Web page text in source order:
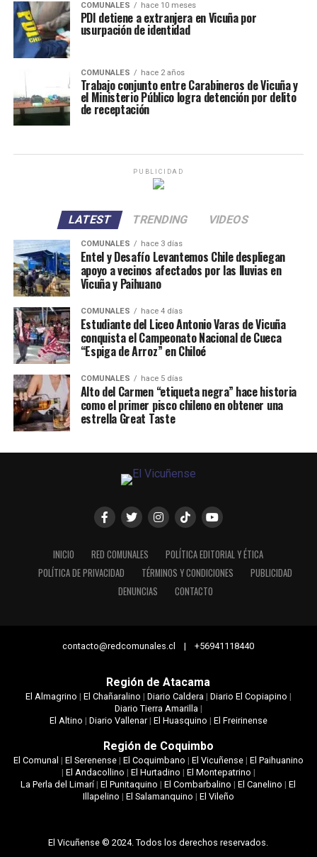
COMUNALES hace 10 meses
PDI detiene a extranjera en Vicuña por
usurpación de identidad
COMUNALES hace 2 años
Trabajo conjunto entre Carabineros de Vicuña y
el Ministerio Público logra detención por delito
de receptación
PUBLICIDAD
LATEST TRENDING VIDEOS
COMUNALES hace 3 días
Entel y Desafío Levantemos Chile despliegan
apoyo a vecinos afectados por las lluvias en
Vicuña y Paihuano
COMUNALES hace 4 días
Estudiante del Liceo Antonio Varas de Vicuña
conquista el Campeonato Nacional de Cueca
“Espiga de Arroz” en Chiloé
COMUNALES hace 5 días
Alto del Carmen “etiqueta negra” hace historia
como el primer pisco chileno en obtener una
estrella Great Taste
INICIO RED COMUNALES
POLÍTICA EDITORIAL Y ÉTICA
POLÍTICA DE PRIVACIDAD
TÉRMINOS Y CONDICIONES
PUBLICIDAD
DENUNCIAS
CONTACTO
contacto@redcomunales.cl | +56941118440
Región de Atacama
El Almagrino | El Chañaralino | Diario Caldera| Diario El Copiapino |
Diario Tierra Amarilla|
El Altino | Diario Vallenar| El Huasquino | El Freirinense
Región de Coquimbo
El Comunal | El Serenense| El Coquimbano | El Vicuñense| El Paihuanino
| El Andacollino | El Hurtadino | El Montepatrino |
La Perla del Limarí|El Punitaquino |El Combarbalino |El Canelino |El
Illapelino | El Salamanquino | El Vileño
El Vicuñense © 2024. Todos los derechos reservados.